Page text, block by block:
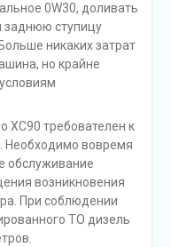
0W30, доливать
заднюю ступицу
никаких затрат
но крайне
ХС90 требователен к
Необходимо вовремя
обслуживание
возникновения
При соблюдении
ТО дизель